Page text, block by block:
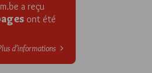
a reçu
ont été
d’informations